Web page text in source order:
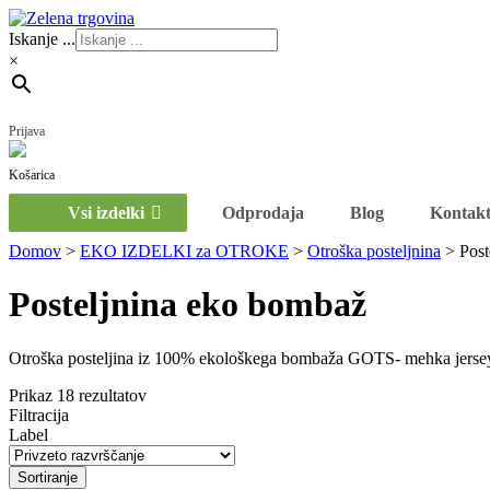
Iskanje ...
×
Prijava
Vsi izdelki Odprodaja Blog Kontakt
Domov > EKO IZDELKI za OTROKE > Otroška posteljnina >
Posteljnina eko bombaž
Otroška posteljina iz 100% ekološkega bombaža GOTS- mehka
Prikaz 18 rezultatov
Filtracija
Label
Sortiranje